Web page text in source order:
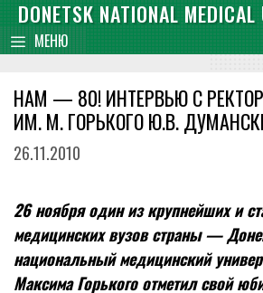
content
Skip
to
content
DONETSK NATIONAL
МЕНЮ
НАМ — 80! ИНТЕРВЬЮ С
ИМ. М. ГОРЬКОГО Ю.В.
26.11.2010
26 ноября один из крупнейших и
медицинских вузов страны —
национальный медицинский
Максима Горького отметил свой